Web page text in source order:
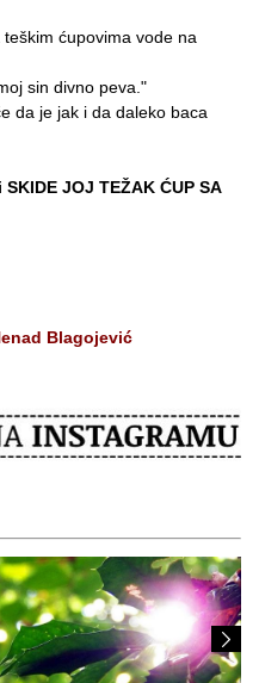
ćupovima vode na
sin divno peva."
da je jak i da daleko baca
JOJ TEŽAK ĆUP SA
Blagojević